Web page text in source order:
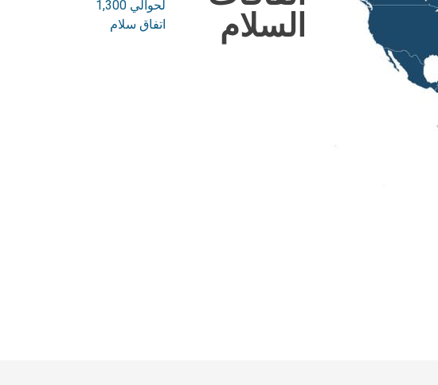
السلام
لحوالي 1,300
اتفاق سلام